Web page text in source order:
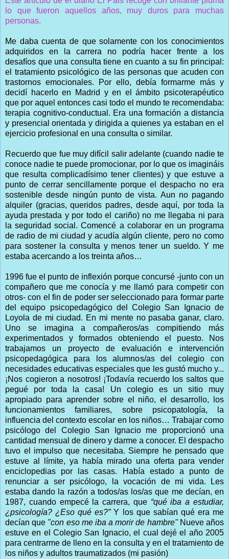
lo que fueron aquellos años, muy duros para muchas
personas.
Me daba cuenta de que solamente con los conocimientos
adquiridos en la carrera no podría hacer frente a los
desafíos que una consulta tiene en cuanto a su fin principal:
el tratamiento psicológico de las personas que acuden con
trastornos emocionales. Por ello, debía formarme más y
decidí hacerlo en Madrid y en el ámbito psicoterapéutico
que por aquel entonces casi todo el mundo te recomendaba:
terapia cognitivo-conductual. Era una formación a distancia
y presencial orientada y dirigida a quienes ya estaban en el
ejercicio profesional en una consulta o similar.
Recuerdo que fue muy difícil salir adelante (cuando nadie te
conoce nadie te puede promocionar, por lo que os imagináis
que resulta complicadísimo tener clientes) y que estuve a
punto de cerrar sencillamente porque el despacho no era
sostenible desde ningún punto de vista. Aun no pagando
alquiler (gracias, queridos padres, desde aquí, por toda la
ayuda prestada y por todo el cariño) no me llegaba ni para
la seguridad social. Comencé a colaborar en un programa
de radio de mi ciudad y acudía algún cliente, pero no como
para sostener la consulta y menos tener un sueldo. Y me
estaba acercando a los treinta años…
1996 fue el punto de inflexión porque concursé -junto con un
compañero que me conocía y me llamó para competir con
otros- con el fin de poder ser seleccionado para formar parte
del equipo psicopedagógico del Colegio San Ignacio de
Loyola de mi ciudad. En mi mente no pasaba ganar, claro.
Uno se imagina a compañeros/as compitiendo más
experimentados y formados obteniendo el puesto. Nos
trabajamos un proyecto de evaluación e intervención
psicopedagógica para los alumnos/as del colegio con
necesidades educativas especiales que les gustó mucho y...
¡Nos cogieron a nosotros! ¡Todavía recuerdo los saltos que
pegué por toda la casa! Un colegio es un sitio muy
apropiado para aprender sobre el niño, el desarrollo, los
funcionamientos familiares, sobre psicopatología, la
influencia del contexto escolar en los niños… Trabajar como
psicólogo del Colegio San Ignacio me proporcionó una
cantidad mensual de dinero y darme a conocer. El despacho
tuvo el impulso que necesitaba. Siempre he pensado que
estuve al límite, ya había mirado una oferta para vender
enciclopedias por las casas. Había estado a punto de
renunciar a ser psicólogo, la vocación de mi vida. Les
estaba dando la razón a todos/as los/as que me decían, en
1987, cuando empecé la carrera, que “qué iba a estudiar,
¿psicología? ¿Eso qué es?”Y los que sabían qué era me
decían que "con eso me iba a morir de hambre"Nueve años
estuve en el Colegio San Ignacio, el cual dejé el año 2005
para centrarme de lleno en la consulta y en el tratamiento de
los niños y adultos traumatizados (mi pasión)